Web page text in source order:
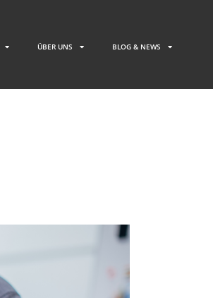
ÜBER UNS BLOG & NEWS